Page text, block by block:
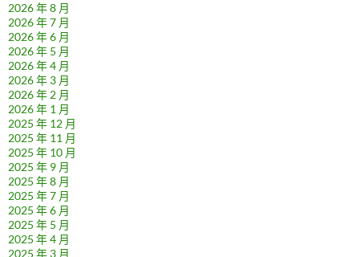
2026 年 8 月
2026 年 7 月
2026 年 6 月
2026 年 5 月
2026 年 4 月
2026 年 3 月
2026 年 2 月
2026 年 1 月
2025 年 12 月
2025 年 11 月
2025 年 10 月
2025 年 9 月
2025 年 8 月
2025 年 7 月
2025 年 6 月
2025 年 5 月
2025 年 4 月
2025 年 3 月